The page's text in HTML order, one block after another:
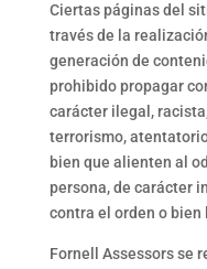
Ciertas páginas del
través de la
generación de
prohibido propagar
carácter ilegal,
terrorismo,
bien que alienten al
persona, de carácter
contra el orden o
Fornell Assessors se